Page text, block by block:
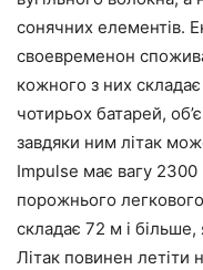
сонячних елементів.
своевременон
кожного з них
чотирьох батарей,
завдяки ним літак
Impulse має вагу 2300
порожнього
складає 72 м і
Літак повинен летіти